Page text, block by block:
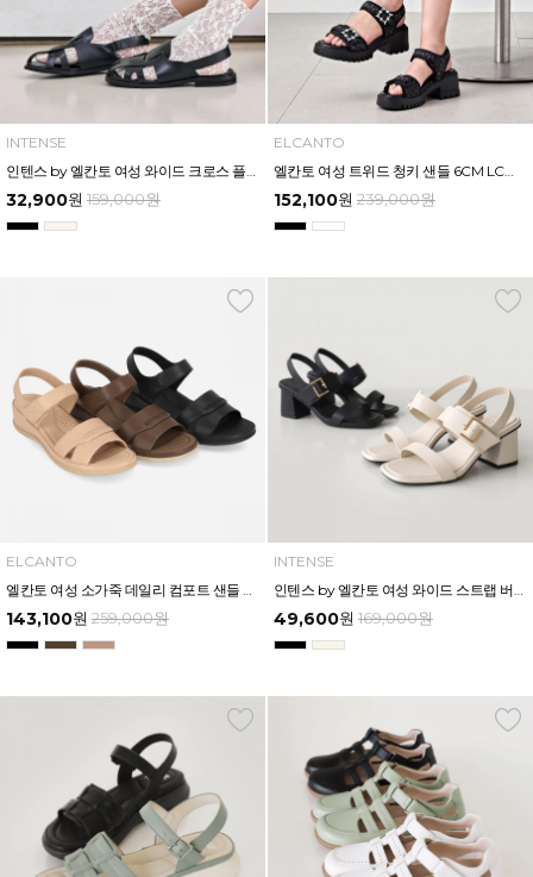
INTENSE
인텐스 by 엘칸토 여성 와이드 크로스 플랫샌들 1.5cm LCWW15I626
32,900원 159,000원
ELCANTO
엘칸토 여성 트위드 청키 샌들 6CM LCWW56U626
152,100원 239,000원
ELCANTO
엘칸토 여성 소가죽 데일리 컴포트 샌들 4CM LCWW92U626
143,100원 259,000원
INTENSE
인텐스 by 엘칸토 여성 와이드 스트랩 버클 포인트 샌들 6cm LCWW17I626
49,600원 169,000원